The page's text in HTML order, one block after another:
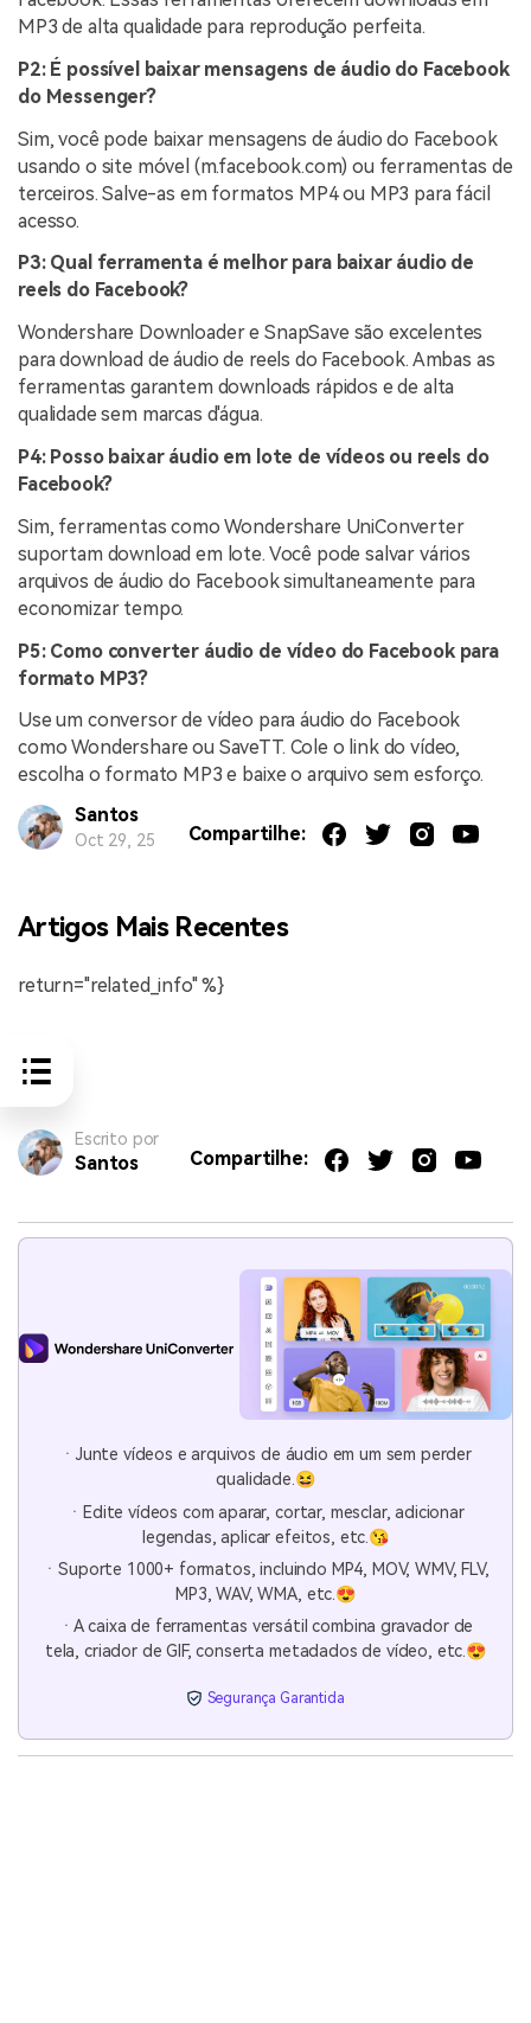
MP3 de alta qualidade para reprodução perfeita.
P2: É possível baixar mensagens de áudio do Facebook
do Messenger?
Sim, você pode baixar mensagens de áudio do Facebook
usando o site móvel (m.facebook.com) ou ferramentas de
terceiros. Salve-as em formatos MP4 ou MP3 para fácil
acesso.
P3: Qual ferramenta é melhor para baixar áudio de
reels do Facebook?
Wondershare Downloader e SnapSave são excelentes
para download de áudio de reels do Facebook. Ambas as
ferramentas garantem downloads rápidos e de alta
qualidade sem marcas d'água.
P4: Posso baixar áudio em lote de vídeos ou reels do
Facebook?
Sim, ferramentas como Wondershare UniConverter
suportam download em lote. Você pode salvar vários
arquivos de áudio do Facebook simultaneamente para
economizar tempo.
P5: Como converter áudio de vídeo do Facebook para
formato MP3?
Use um conversor de vídeo para áudio do Facebook
como Wondershare ou SaveTT. Cole o link do vídeo,
escolha o formato MP3 e baixe o arquivo sem esforço.
Santos
Oct 29, 25 Compartilhe:
Artigos Mais Recentes
return="related_info" %}
Escrito por
Santos Compartilhe:
ㆍJunte vídeos e arquivos de áudio em um sem perder
qualidade.😆
ㆍEdite vídeos com aparar, cortar, mesclar, adicionar
legendas, aplicar efeitos, etc.😘
ㆍSuporte 1000+ formatos, incluindo MP4, MOV, WMV, FLV,
MP3, WAV, WMA, etc.😍
ㆍA caixa de ferramentas versátil combina gravador de
tela, criador de GIF, conserta metadados de vídeo, etc.😍
Segurança Garantida